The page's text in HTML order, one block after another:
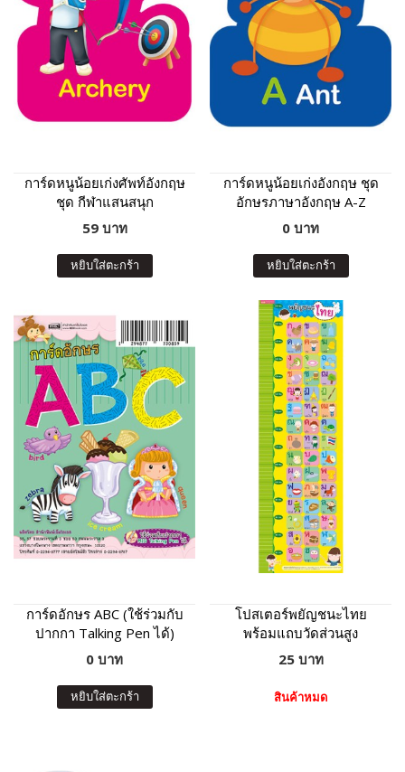
การ์ดหนูน้อยเก่งศัพท์อังกฤษ
ชุด กีฬาแสนสนุก
59 บาท
หยิบใส่ตะกร้า
การ์ดหนูน้อยเก่งอังกฤษ ชุด
อักษรภาษาอังกฤษ A-Z
0 บาท
หยิบใส่ตะกร้า
การ์ดอักษร ABC (ใช้ร่วมกับ
ปากกา Talking Pen ได้)
0 บาท
หยิบใส่ตะกร้า
โปสเตอร์พยัญชนะไทย
พร้อมแถบวัดส่วนสูง
25 บาท
สินค้าหมด